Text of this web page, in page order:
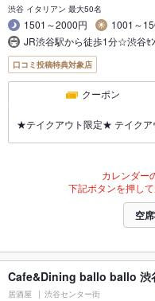
渋谷 イタリアン 最大50名
1501～2000円
1001～
JR渋谷駅から徒歩1分☆渋谷ｾ
口コミ投稿特典対象店
クーポン
★テイクアウト限定★ テイクア
カレンダー
下記ボタンを押し
空
Cafe&Dining ballo ballo 渋
居酒屋 渋谷センター街